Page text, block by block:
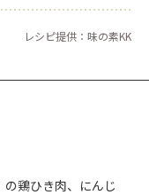
レシピ提供：味の素KK
鶏ひき肉、にんじ